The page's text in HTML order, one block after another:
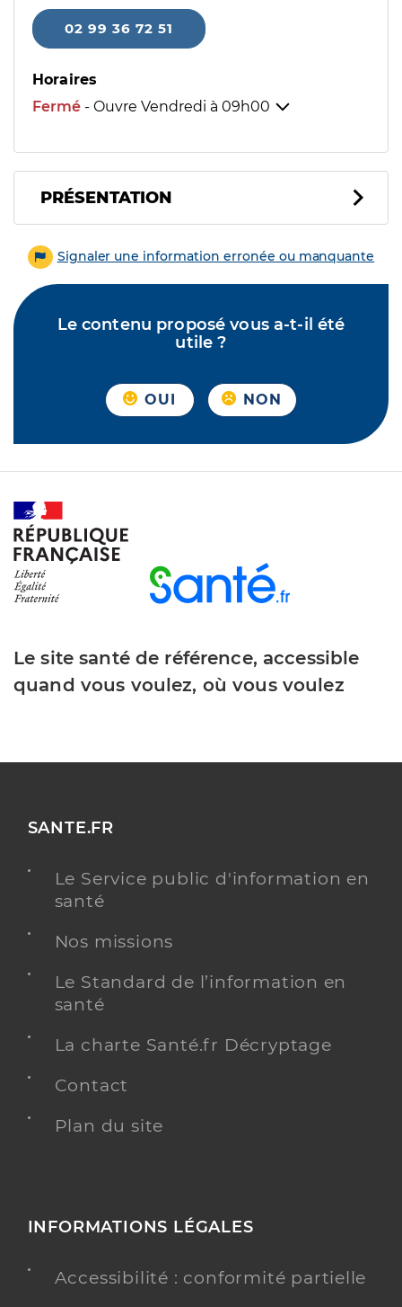
02 99 36 72 51
Horaires
Fermé - Ouvre Vendredi à 09h00
PRÉSENTATION
Signaler une information erronée ou manquante
Le contenu proposé vous a-t-il été
utile ?
OUI NON
Le site santé de référence, accessible
quand vous voulez, où vous voulez
SANTE.FR
Le Service public d'information en
santé
Nos missions
Le Standard de l’information en
santé
La charte Santé.fr Décryptage
Contact
Plan du site
INFORMATIONS LÉGALES
Accessibilité : conformité partielle